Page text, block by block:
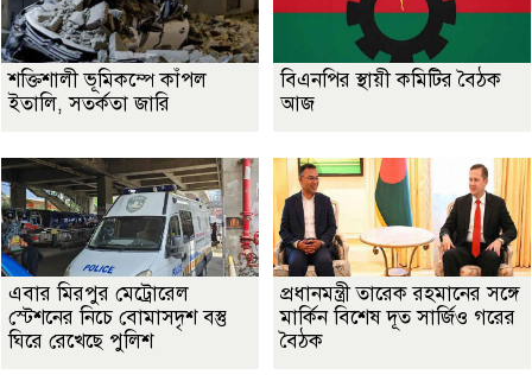
শক্তিশালী ভূমিকম্পে কাঁপল
ইতালি, সতর্কতা জারি
বিএনপির স্থায়ী কমিটির বৈঠক
আজ
এবার মিরপুর মেট্রোরেল
স্টেশনের নিচে বোমাসদৃশ বস্তু
ঘিরে রেখেছে পুলিশ
প্রধানমন্ত্রী তারেক রহমানের সঙ্গে
মার্কিন বিশেষ দূত সার্জিও গরের
বৈঠক